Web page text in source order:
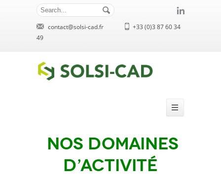
contact@solsi-cad.fr
+33 (0)3 87 60 34
49
Nos domaines
d’activité